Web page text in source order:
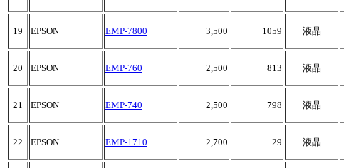
19 EPSON EMP-7800 3,500 1059 液晶
20 EPSON EMP-760 2,500 813 液晶
21 EPSON EMP-740 2,500 798 液晶
22 EPSON EMP-1710 2,700 29 液晶